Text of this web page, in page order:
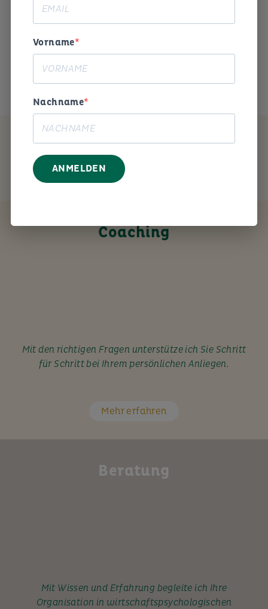
Begeisterung und Humor die
Das ist mein Anliegen.
MEIN ANGEBOT
Coaching
Mit den richtigen Fragen unterstütze ich Sie Schritt
für Schritt bei Ihrem persönlichen Anliegen.
Mehr erfahren
Beratung
Mit Wissen und Erfahrung begleite ich Ihre
Organisation in wirtschaftspsychologischen
Vorname
Nachname
ANMELDEN